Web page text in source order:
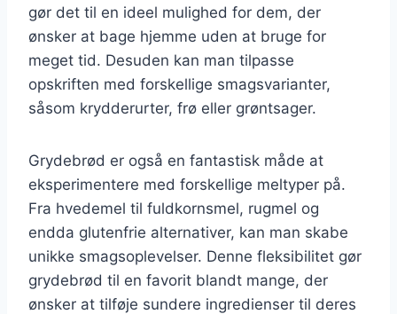
gør det til en ideel mulighed for dem, der
ønsker at bage hjemme uden at bruge for
meget tid. Desuden kan man tilpasse
opskriften med forskellige smagsvarianter,
såsom krydderurter, frø eller grøntsager.
Grydebrød er også en fantastisk måde at
eksperimentere med forskellige meltyper på.
Fra hvedemel til fuldkornsmel, rugmel og
endda glutenfrie alternativer, kan man skabe
unikke smagsoplevelser. Denne fleksibilitet gør
grydebrød til en favorit blandt mange, der
ønsker at tilføje sundere ingredienser til deres